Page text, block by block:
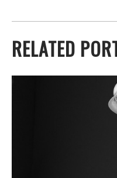
RELATED